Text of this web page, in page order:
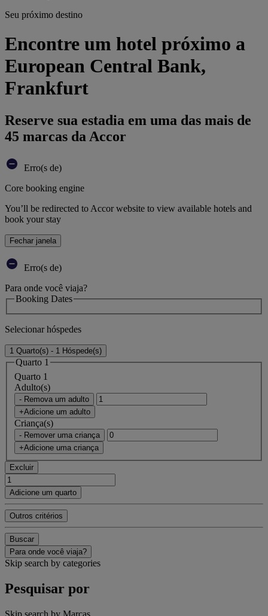
Seu próximo destino
Encontre um hotel próximo a
European Central Bank,
Frankfurt
Reserve sua estadia em uma das mais de
45 marcas da Accor
Erro(s de)
Core booking engine
You’ll be redirected to Accor website to view available hotels and
book your stay
Fechar janela
Erro(s de)
Para onde você viaja?
Booking Dates
Selecionar hóspedes
1 Quarto(s) - 1 Hóspede(s)
Quarto 1
Quarto 1
Adulto(s)
- Remova um adulto
+Adicione um adulto
Criança(s)
- Remover uma criança
+Adicione uma criança
Excluir
Adicione um quarto
Outros critérios
Buscar
Para onde você viaja?
Skip search by categories
Pesquisar por
Skip search by Marcas